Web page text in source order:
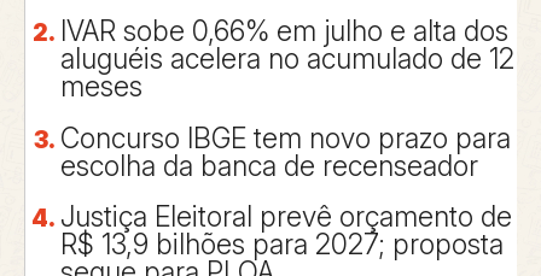
IVAR sobe 0,66% em julho e alta dos
aluguéis acelera no acumulado de 12
meses
Concurso IBGE tem novo prazo para
escolha da banca de recenseador
Justiça Eleitoral prevê orçamento de
R$ 13,9 bilhões para 2027; proposta